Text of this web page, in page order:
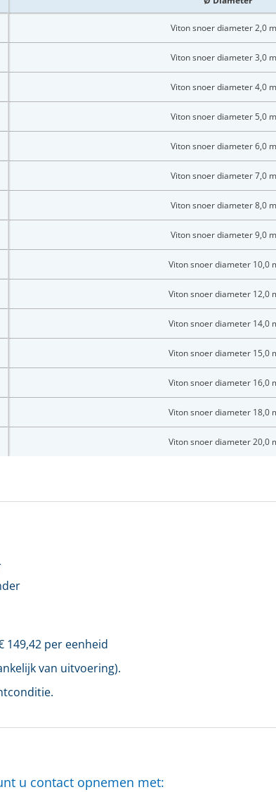
Viton snoer diameter 2,0
Viton snoer diameter 3,0
Viton snoer diameter 4,0
Viton snoer diameter 5,0
Viton snoer diameter 6,0
Viton snoer diameter 7,0
Viton snoer diameter 8,0
Viton snoer diameter 9,0
Viton snoer diameter 10,0
Viton snoer diameter 12,0
Viton snoer diameter 14,0
Viton snoer diameter 15,0
Viton snoer diameter 16,0
Viton snoer diameter 18,0
Viton snoer diameter 20,0
149,42 per eenheid
van uitvoering).
u contact opnemen met:
LOGIN
Vul onderstaand formulier in om in te